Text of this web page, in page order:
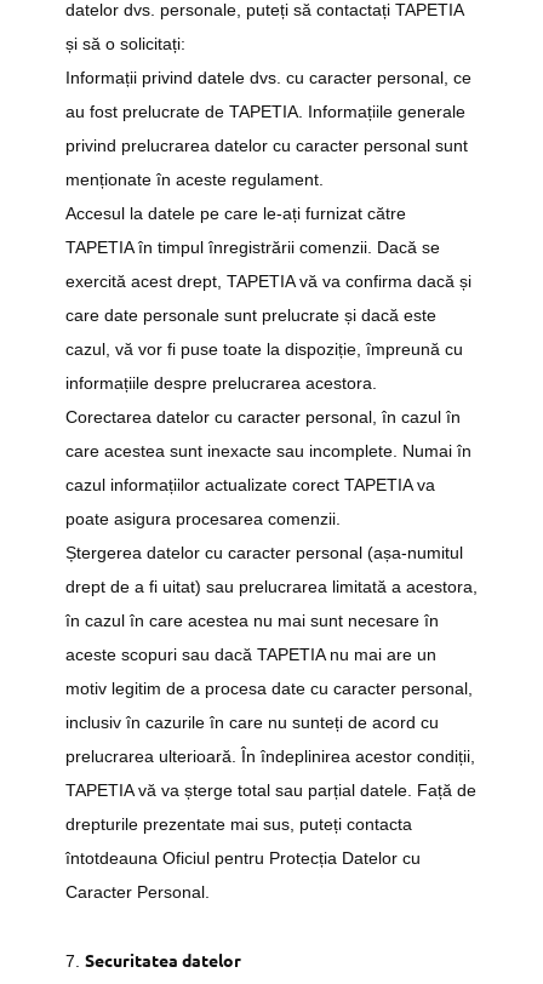
datelor dvs. personale, puteți să contactați TAPETIA
și să o solicitați:
Informații privind datele dvs. cu caracter personal, ce
au fost prelucrate de TAPETIA. Informațiile generale
privind prelucrarea datelor cu caracter personal sunt
menționate în aceste regulament.
Accesul la datele pe care le-ați furnizat către
TAPETIA în timpul înregistrării comenzii. Dacă se
exercită acest drept, TAPETIA vă va confirma dacă și
care date personale sunt prelucrate și dacă este
cazul, vă vor fi puse toate la dispoziție, împreună cu
informațiile despre prelucrarea acestora.
Corectarea datelor cu caracter personal, în cazul în
care acestea sunt inexacte sau incomplete. Numai în
cazul informațiilor actualizate corect TAPETIA va
poate asigura procesarea comenzii.
Ștergerea datelor cu caracter personal (așa-numitul
drept de a fi uitat) sau prelucrarea limitată a acestora,
în cazul în care acestea nu mai sunt necesare în
aceste scopuri sau dacă TAPETIA nu mai are un
motiv legitim de a procesa date cu caracter personal,
inclusiv în cazurile în care nu sunteți de acord cu
prelucrarea ulterioară. În îndeplinirea acestor condiții,
TAPETIA vă va șterge total sau parțial datele. Față de
drepturile prezentate mai sus, puteți contacta
întotdeauna Oficiul pentru Protecția Datelor cu
Caracter Personal.
7. Securitatea datelor